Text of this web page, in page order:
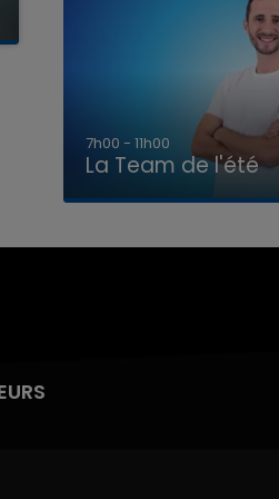
7h00 - 11h00
La Team de l'été